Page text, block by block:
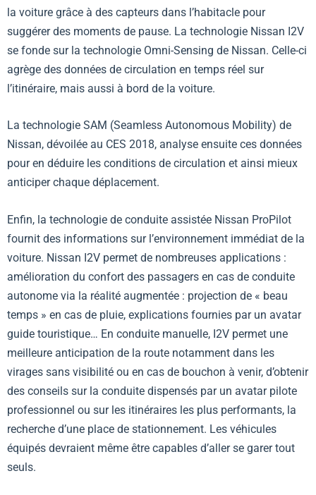
la voiture grâce à des capteurs dans l’habitacle pour
suggérer des moments de pause. La technologie Nissan I2V
se fonde sur la technologie Omni-Sensing de Nissan. Celle-ci
agrège des données de circulation en temps réel sur
l’itinéraire, mais aussi à bord de la voiture.
La technologie SAM (Seamless Autonomous Mobility) de
Nissan, dévoilée au CES 2018, analyse ensuite ces données
pour en déduire les conditions de circulation et ainsi mieux
anticiper chaque déplacement.
Enfin, la technologie de conduite assistée Nissan ProPilot
fournit des informations sur l’environnement immédiat de la
voiture. Nissan I2V permet de nombreuses applications :
amélioration du confort des passagers en cas de conduite
autonome via la réalité augmentée : projection de « beau
temps » en cas de pluie, explications fournies par un avatar
guide touristique… En conduite manuelle, I2V permet une
meilleure anticipation de la route notamment dans les
virages sans visibilité ou en cas de bouchon à venir, d’obtenir
des conseils sur la conduite dispensés par un avatar pilote
professionnel ou sur les itinéraires les plus performants, la
recherche d’une place de stationnement. Les véhicules
équipés devraient même être capables d’aller se garer tout
seuls.